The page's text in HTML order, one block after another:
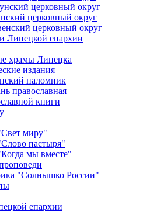
церковный округ
церковный округ
церковный округ
Липецкой епархии
храмы Липецка
издания
паломник
православная
книги
миру"
пастыря"
мы вместе"
"Солнышко России"
епархии